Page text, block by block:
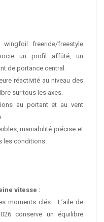
freeride/freestyle
un profil affûté, un
de portance central.
réactivité au niveau des
sur tous les axes.
au portant et au vent
maniabilité précise et
les conditions.
vitesse :
moments clés : L’aile de
conserve un équilibre